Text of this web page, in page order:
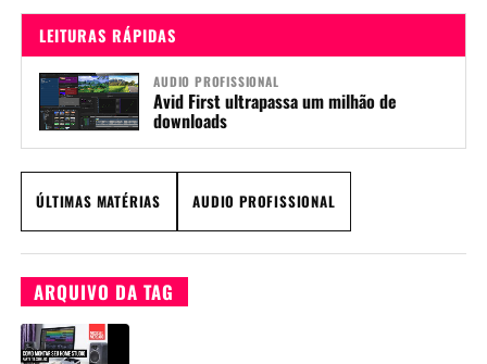
LEITURAS RÁPIDAS
AUDIO PROFISSIONAL
Avid First ultrapassa um milhão de
downloads
ÚLTIMAS MATÉRIAS AUDIO PROFISSIONAL
ARQUIVO DA TAG